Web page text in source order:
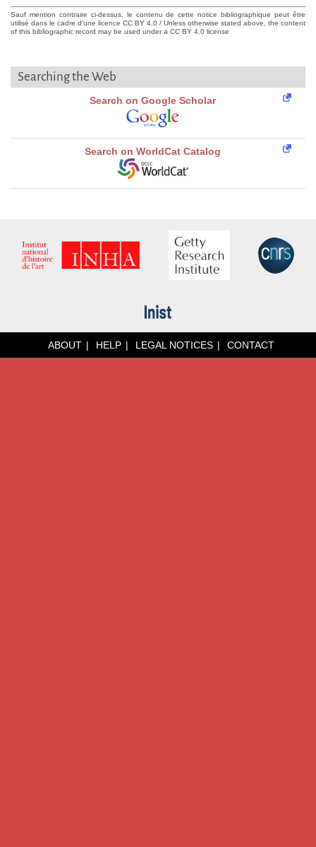
Sauf mention contraire ci-dessus, le contenu de cette notice bibliographique peut être
utilisé dans le cadre d'une licence CC BY 4.0 / Unless otherwise stated above, the content
of this bibliographic record may be used under a CC BY 4.0 license
Searching the Web
Search on Google Scholar
Search on WorldCat Catalog
ABOUT HELP LEGAL NOTICES CONTACT